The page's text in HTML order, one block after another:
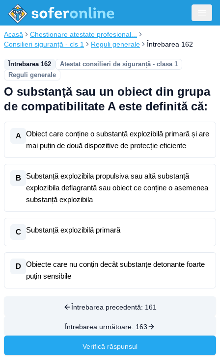
Acasă
Chestionare atestate profesional...
Consilieri siguranță - cls 1
Reguli generale Întrebarea 162
Întrebarea 162
Atestat consilieri de siguranță - clasa 1
Reguli generale
O substanță sau un obiect din grupa
de compatibilitate A este definită că:
A
Obiect care conține o substanță explozibilă primară și are
mai puțin de două dispozitive de protecție eficiente
B
Substanță explozibila propulsiva sau altă substanță
explozibila deflagrantă sau obiect ce conține o asemenea
substanță explozibila
C Substanță explozibilă primară
D
Obiecte care nu conțin decât substanțe detonante foarte
puțin sensibile
Întrebarea precedentă: 161
Întrebarea următoare: 163
Verifică răspunsul